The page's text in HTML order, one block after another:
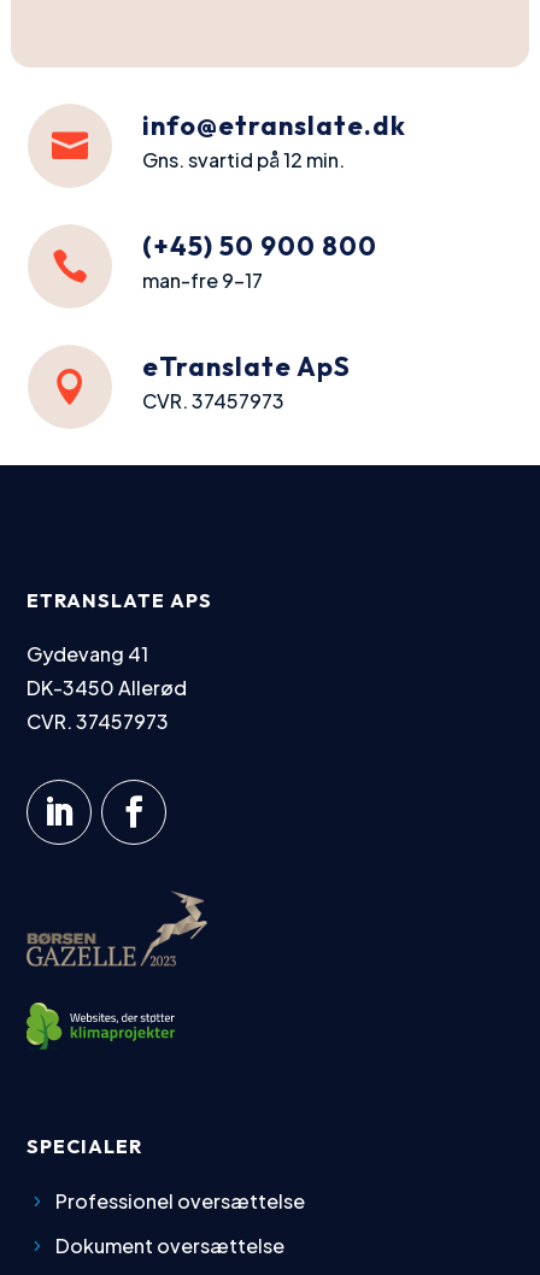

info@etranslate.dk
Gns. svartid på 12 min.

(+45) 50 900 800
man-fre 9-17

eTranslate ApS
CVR. 37457973
ETRANSLATE APS
Gydevang 41
DK-3450 Allerød
CVR. 37457973
SPECIALER
Professionel oversættelse
Dokument oversættelse